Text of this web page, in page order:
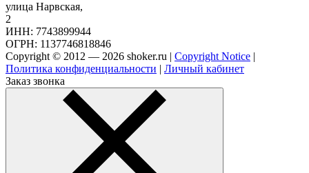
улица Нарвская,
2
ИНН: 7743899944
ОГРН: 1137746818846
Copyright © 2012 — 2026 shoker.ru | Copyright Notice |
Политика конфиденциальности | Личный кабинет
Заказ звонка